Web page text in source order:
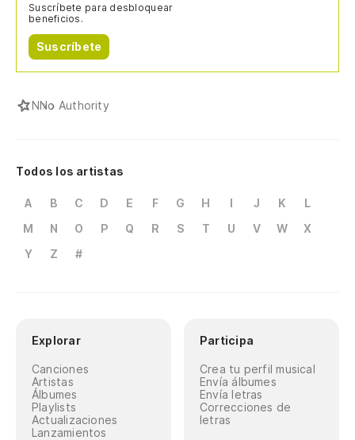
Suscríbete para desbloquear
beneficios.
Suscríbete
NNo Authority
Todos los artistas
A B C D E F G H I J K
L
M
N O P Q R S T U V W
X
Y
Z #
Explorar
Canciones
Artistas
Álbumes
Playlists
Actualizaciones
Lanzamientos
Participa
Crea tu perfil musical
Envía álbumes
Envía letras
Correcciones de
letras